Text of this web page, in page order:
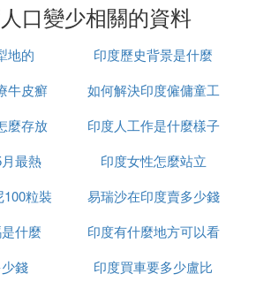
沙漠隔壁高原人口稀少並不宜居
教，無論是印度教還是佛教都是
妻制度，並且相當的重男輕女，
名妻子，直到生到男孩子為止，
房子的情況了。一個家庭這樣算
，這就是為什麼印度那麼點面積
住了1億多人，這個人口密度比
口變少相關的資料
地的
印度歷史背景是什麼
牛皮癬
如何解決印度僱傭童工
的問題
麼存放
印度人工作是什麼樣子
最熱
印度女性怎麼站立
粒裝
易瑞沙在印度賣多少錢
一粒
什麼
印度有什麼地方可以看
到太陽
錢
印度買車要多少盧比